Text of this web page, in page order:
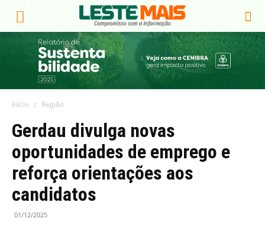
Início Região
Gerdau divulga novas
oportunidades de emprego e
reforça orientações aos
candidatos
01/12/2025